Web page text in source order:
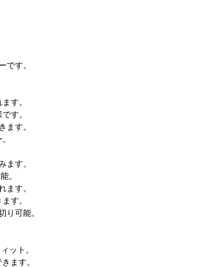
です。
す。
す。
ます。
ます。
。
ます。
す。
り可能。
ット。
ます。